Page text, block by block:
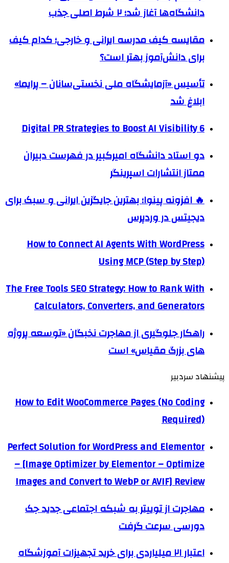
دانشگاه‌ها آغاز شد؛ ۲ شرط اصلی جذب
مقایسه کیف مدرسه ایرانی و خارجی؛ کدام کیف
برای دانش‌آموز بهتر است؟
تأسیس «آزمایشگاه ملی نخستی‌سانان – پرایما»
ابلاغ شد
6 Digital PR Strategies to Boost AI Visibility
دو استاد دانشگاه امیرکبیر در فهرست دبیران
ممتاز انتشارات اسپرینگر
🔥 افزونه پینوا؛ بهترین جایگزین ایرانی و سبک برای
دیجیتس در وردپرس
How to Connect AI Agents With WordPress
Using MCP (Step by Step)
The Free Tools SEO Strategy: How to Rank With
Calculators, Converters, and Generators
راهکار جلوگیری از مهاجرت نخبگان «توسعه پروژه
های بزرگ مقیاس» است
پیشنهاد سردبیر
How to Edit WooCommerce Pages (No Coding
Required)
Perfect Solution for WordPress and Elementor
– [Image Optimizer by Elementor – Optimize
Images and Convert to WebP or AVIF] Review
مهاجرت از توییتر به شبکه اجتماعی جدید جک
دورسی سرعت گرفت
اعتبار ۲۱ میلیاردی برای خرید تجهیزات آموزشگاه